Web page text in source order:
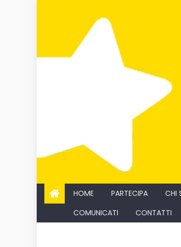
HOME PARTECIPA CHI
COMUNICATI
CONTATTI